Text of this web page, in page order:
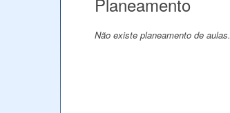
Não existe planeamento de aulas.